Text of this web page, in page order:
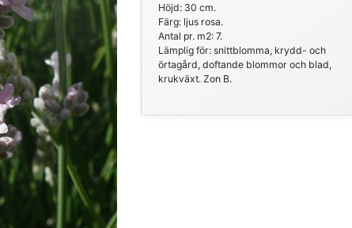
Höjd: 30 cm.
Färg: ljus rosa.
Antal pr. m2: 7.
Lämplig för: snittblomma, krydd- och
örtagård, doftande blommor och blad,
krukväxt. Zon B.